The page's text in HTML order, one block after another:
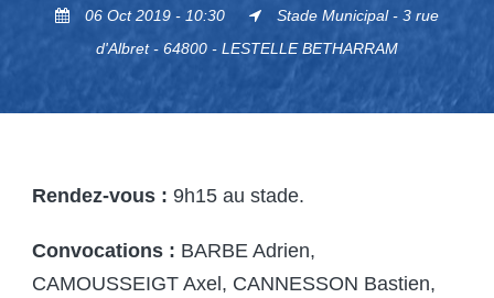
06 Oct 2019 - 10:30
Stade Municipal - 3 rue
d'Albret - 64800 - LESTELLE BETHARRAM
Rendez-vous : 9h15 au stade.
Convocations : BARBE Adrien,
CAMOUSSEIGT Axel, CANNESSON Bastien,